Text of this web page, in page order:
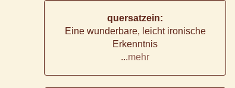
quersatzein:
Eine wunderbare, leicht ironische
Erkenntnis
...mehr